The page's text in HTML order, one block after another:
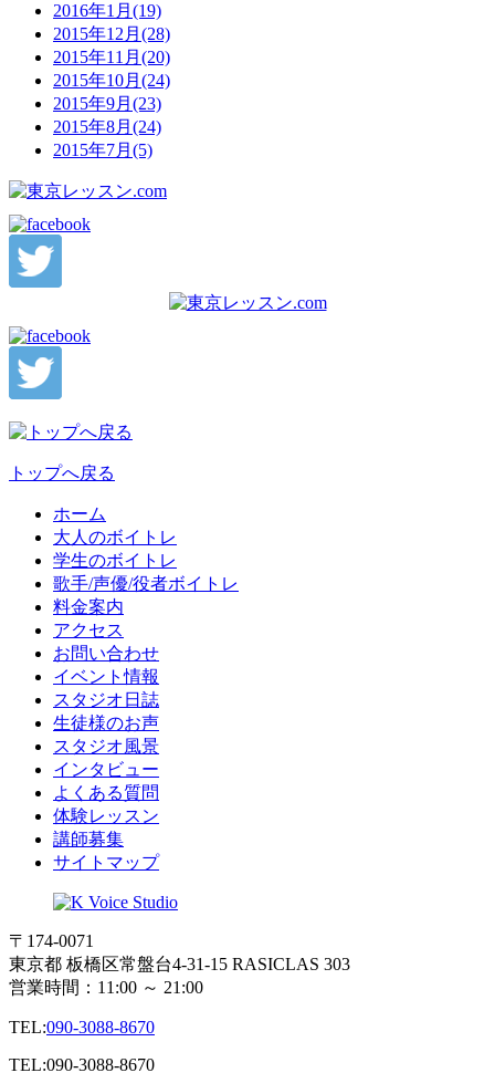
2016年1月(19)
2015年12月(28)
2015年11月(20)
2015年10月(24)
2015年9月(23)
2015年8月(24)
2015年7月(5)
トップへ戻る
ホーム
大人のボイトレ
学生のボイトレ
歌手/声優/役者ボイトレ
料金案内
アクセス
お問い合わせ
イベント情報
スタジオ日誌
生徒様のお声
スタジオ風景
インタビュー
よくある質問
体験レッスン
講師募集
サイトマップ
〒174-0071
東京都 板橋区常盤台4-31-15 RASICLAS 303
営業時間：11:00 ～ 21:00
TEL:090-3088-8670
TEL:090-3088-8670